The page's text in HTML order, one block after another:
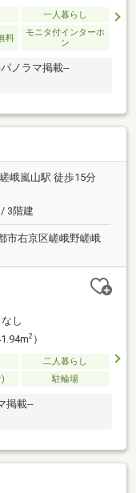
一人暮らし
料
モニタ付インターホ
ン
ノラマ掲載--
峨嵐山駅 徒歩15分
3階建
市右京区嵯峨野嵯峨
なし
2）
二人暮らし
駐輪場
掲載--